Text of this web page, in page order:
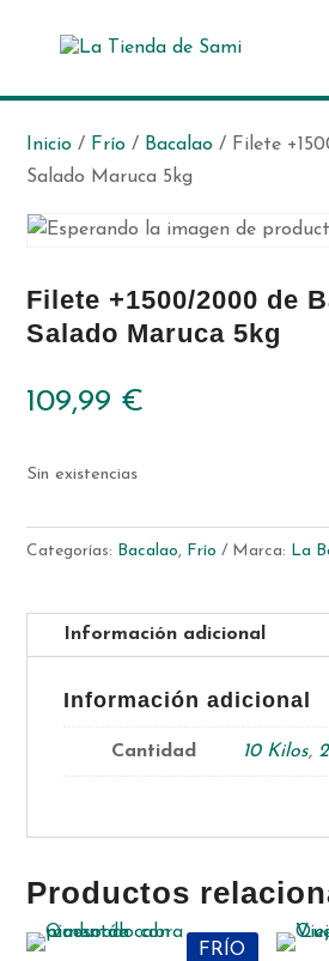
Inicio / Frío / Bacalao / Filete
Salado Maruca 5kg
Filete +1500/2000 de
Salado Maruca 5kg
109,99 €
Sin existencias
Categorías: Bacalao, Frío Marca: La
Información adicional
Información adicional
Cantidad 10 Kilos,
Productos
FRÍO